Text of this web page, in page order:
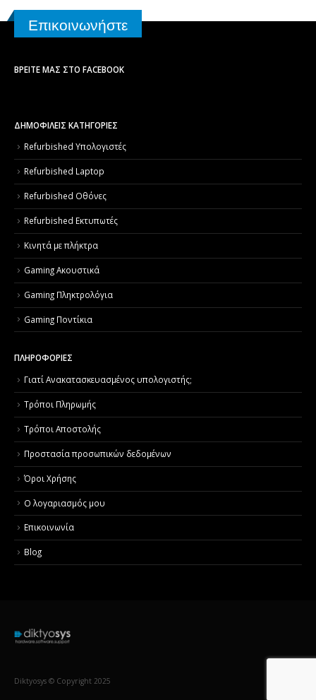
Επικοινωνήστε
ΒΡΕΊΤΕ ΜΑΣ ΣΤΟ FACEBOOK
ΔΗΜΟΦΙΛΕΙΣ ΚΑΤΗΓΟΡΙΕΣ
Refurbished Υπολογιστές
Refurbished Laptop
Refurbished Οθόνες
Refurbished Εκτυπωτές
Κινητά με πλήκτρα
Gaming Ακουστικά
Gaming Πληκτρολόγια
Gaming Ποντίκια
ΠΛΗΡΟΦΟΡΙΕΣ
Γιατί Aνακατασκευασμένος υπολογιστής;
Τρόποι Πληρωμής
Τρόποι Αποστολής
Προστασία προσωπικών δεδομένων
Όροι Χρήσης
Ο λογαριασμός μου
Επικοινωνία
Blog
Diktyosys © Copyright 2025